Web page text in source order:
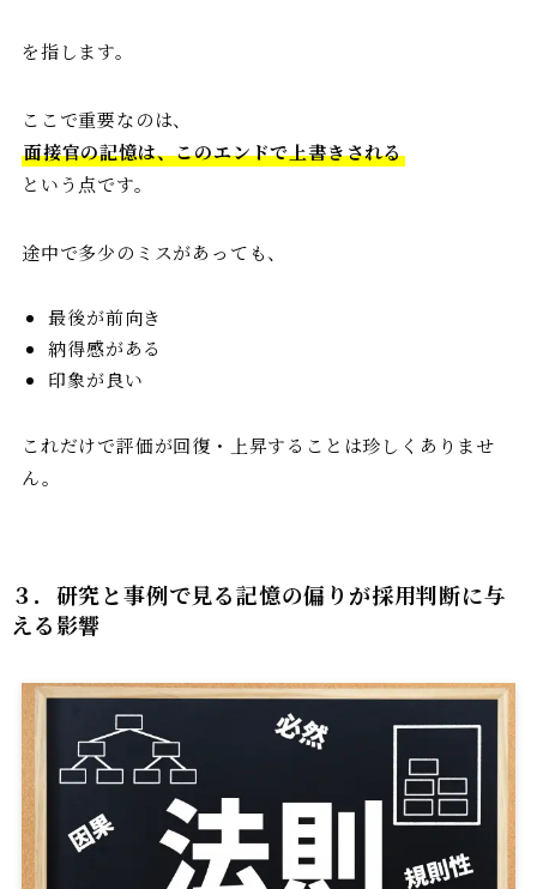
を指します。
ここで重要なのは、
面接官の記憶は、このエンドで上書きされる
という点です。
途中で多少のミスがあっても、
最後が前向き
納得感がある
印象が良い
これだけで評価が回復・上昇することは珍しくありませ
ん。
３．研究と事例で見る記憶の偏りが採用判断に与
える影響